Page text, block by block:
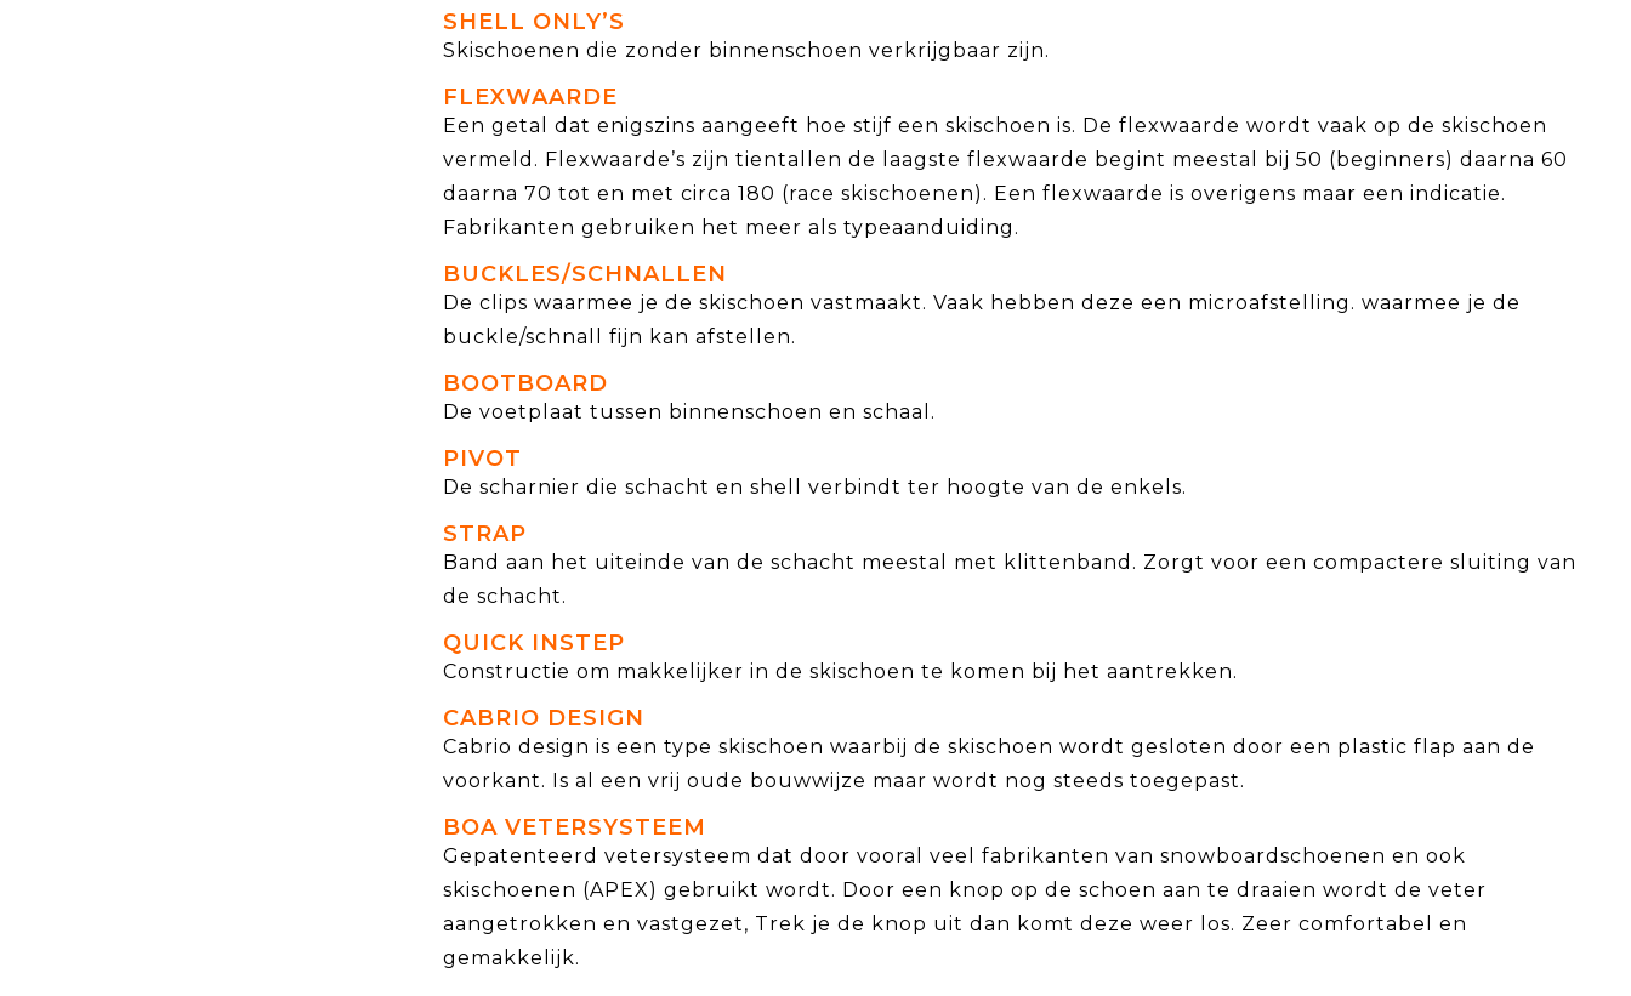
SHELL ONLY’S
Skischoenen die zonder binnenschoen verkrijgbaar zijn.
FLEXWAARDE
Een getal dat enigszins aangeeft hoe stijf een skischoen is. De flexwaarde wordt vaak op de skischoen
vermeld. Flexwaarde’s zijn tientallen de laagste flexwaarde begint meestal bij 50 (beginners) daarna 60
daarna 70 tot en met circa 180 (race skischoenen). Een flexwaarde is overigens maar een indicatie.
Fabrikanten gebruiken het meer als typeaanduiding.
BUCKLES/SCHNALLEN
De clips waarmee je de skischoen vastmaakt. Vaak hebben deze een microafstelling. waarmee je de
buckle/schnall fijn kan afstellen.
BOOTBOARD
De voetplaat tussen binnenschoen en schaal.
PIVOT
De scharnier die schacht en shell verbindt ter hoogte van de enkels.
STRAP
Band aan het uiteinde van de schacht meestal met klittenband. Zorgt voor een compactere sluiting van
de schacht.
QUICK INSTEP
Constructie om makkelijker in de skischoen te komen bij het aantrekken.
CABRIO DESIGN
Cabrio design is een type skischoen waarbij de skischoen wordt gesloten door een plastic flap aan de
voorkant. Is al een vrij oude bouwwijze maar wordt nog steeds toegepast.
BOA VETERSYSTEEM
Gepatenteerd vetersysteem dat door vooral veel fabrikanten van snowboardschoenen en ook
skischoenen (APEX) gebruikt wordt. Door een knop op de schoen aan te draaien wordt de veter
aangetrokken en vastgezet, Trek je de knop uit dan komt deze weer los. Zeer comfortabel en
gemakkelijk.